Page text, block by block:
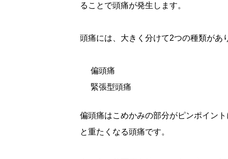
ることで頭痛が発生します。
頭痛には、大きく分けて2つの種類があ
偏頭痛
緊張型頭痛
偏頭痛はこめかみの部分がピンポイン
と重たくなる頭痛です。